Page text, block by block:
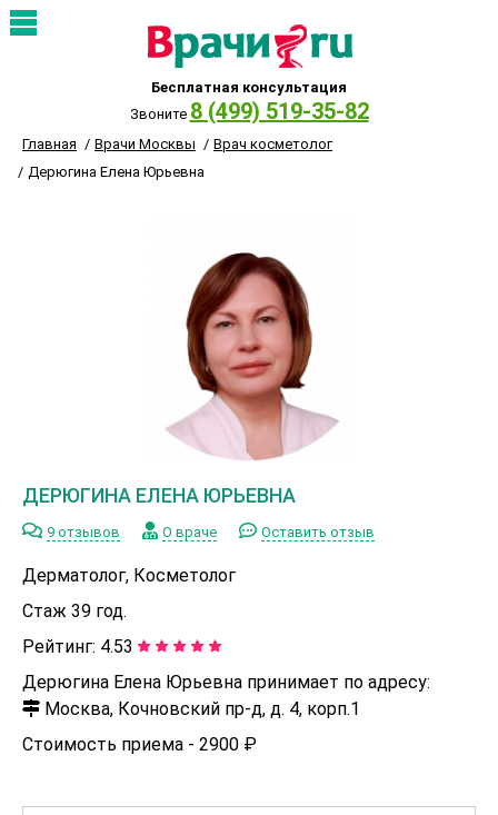
Бесплатная консультация
Звоните 8 (499) 519-35-82
Главная Врачи Москвы
Врач косметолог
Дерюгина Елена Юрьевна
ДЕРЮГИНА ЕЛЕНА ЮРЬЕВНА
9 отзывов О враче Оставить отзыв
Дерматолог, Косметолог
Стаж 39 год.
Рейтинг: 4.53
Дерюгина Елена Юрьевна принимает по адресу:
Москва, Кочновский пр-д, д. 4, корп.1
Стоимость приема - 2900 ₽